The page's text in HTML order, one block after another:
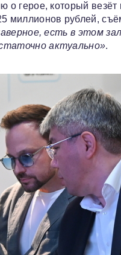
о герое, который
миллионов рублей,
есть в этом
актуально».